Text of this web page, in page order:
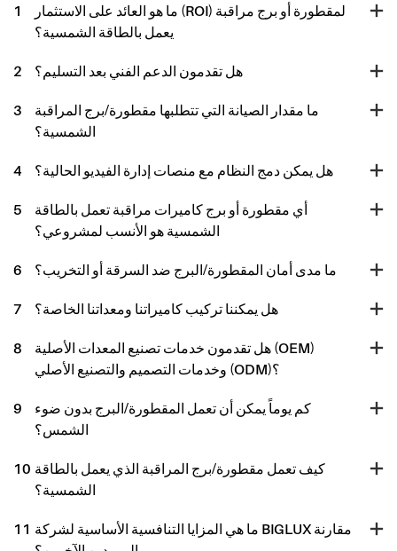
1
ما هو العائد على الاستثمار (ROI) لمقطورة أو برج مراقبة
يعمل بالطاقة الشمسية؟
2 هل تقدمون الدعم الفني بعد التسليم؟
3
ما مقدار الصيانة التي تتطلبها مقطورة/برج المراقبة
الشمسية؟
4 هل يمكن دمج النظام مع منصات إدارة الفيديو الحالية؟
5
أي مقطورة أو برج كاميرات مراقبة تعمل بالطاقة
الشمسية هو الأنسب لمشروعي؟
6 ما مدى أمان المقطورة/البرج ضد السرقة أو التخريب؟
7 هل يمكننا تركيب كاميراتنا ومعداتنا الخاصة؟
8
هل تقدمون خدمات تصنيع المعدات الأصلية (OEM)
وخدمات التصميم والتصنيع الأصلي (ODM)؟
9
كم يوماً يمكن أن تعمل المقطورة/البرج بدون ضوء
الشمس؟
10 كيف تعمل مقطورة/برج المراقبة الذي يعمل بالطاقة
الشمسية؟
11 ما هي المزايا التنافسية الأساسية لشركة BIGLUX مقارنة